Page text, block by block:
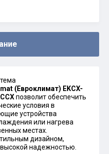
(Евроклимат) EKCX-
позволит обеспечить
условия в
устройства
или нагрева
местах.
дизайном,
надежностью.